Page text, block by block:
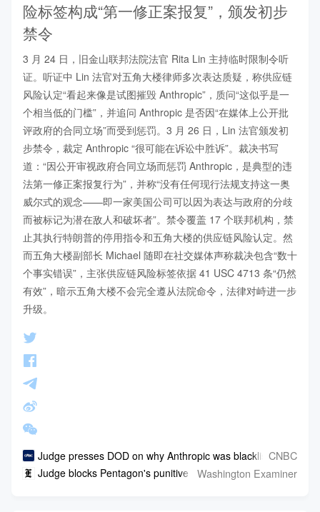
险标签构成“第一修正案报复”，颁发初步
禁令
3 月 24 日，旧金山联邦法院法官 Rita Lin 主持临时限制令听
证。听证中 Lin 法官对五角大楼律师多次表达质疑，称供应链
风险认定“看起来像是试图摧毁 Anthropic”，质问“这似乎是一
个相当低的门槛”，并追问 Anthropic 是否因“在媒体上公开批
评政府的合同立场”而受到惩罚。3 月 26 日，Lin 法官颁发初
步禁令，裁定 Anthropic “很可能在诉讼中胜诉”。裁决书写
道：“因公开审视政府合同立场而惩罚 Anthropic，是典型的违
法第一修正案报复行为”，并称“没有任何现行法规支持这一奥
威尔式的观念——即一家美国公司可以因为表达与政府的分歧
而被标记为潜在敌人和破坏者”。禁令覆盖 17 个联邦机构，禁
止其执行特朗普的停用指令和五角大楼的供应链风险认定。然
而五角大楼副部长 Michael 随即在社交媒体声称裁决包含“数十
个事实错误”，主张供应链风险标签依据 41 USC 4713 条“仍然
有效”，暗示五角大楼不会完全遵从法院命令，法律对峙进一步
升级。
Judge presses DOD on why Anthropic was blacklisted: 'That
CNBC
Judge blocks Pentagon's punitive measures against 'supply
Washington Examiner